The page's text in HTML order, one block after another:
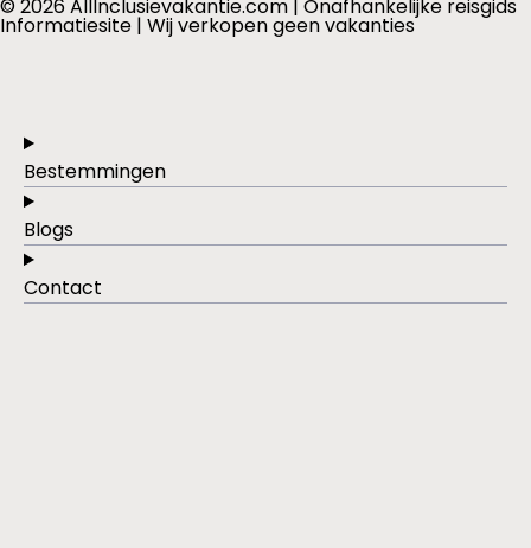
© 2026 AllInclusievakantie.com | Onafhankelijke reisgids
Informatiesite | Wij verkopen geen vakanties
Bestemmingen
Blogs
Contact